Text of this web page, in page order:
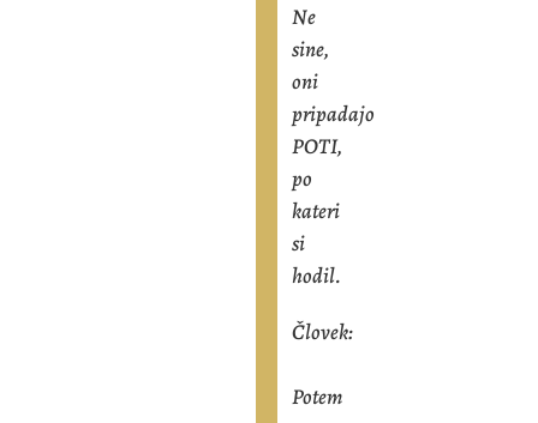
Ne
sine,
oni
pripadajo
POTI,
po
kateri
si
hodil.
Človek:
Potem